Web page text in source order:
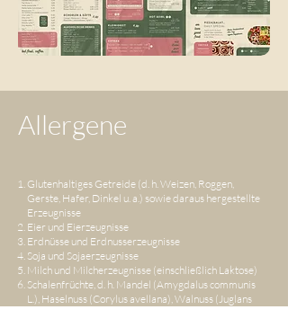
Allergene
Glutenhaltiges Getreide (d. h. Weizen, Roggen,
Gerste, Hafer, Dinkel u. a.) sowie daraus hergestellte
Erzeugnisse
Eier und Eierzeugnisse
Erdnüsse und Erdnusserzeugnisse
Soja und Sojaerzeugnisse
Milch und Milcherzeugnisse (einschließlich Laktose)
Schalenfrüchte, d. h. Mandel (Amygdalus communis
L.), Haselnuss (Corylus avellana), Walnuss (Juglans